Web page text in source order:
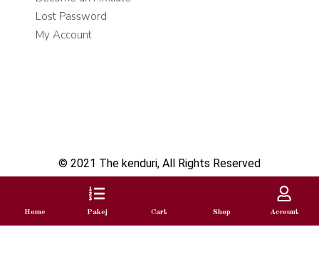
Lost Password
My Account
© 2021 The kenduri, All Rights Reserved
Home Pakej Cart Shop Account